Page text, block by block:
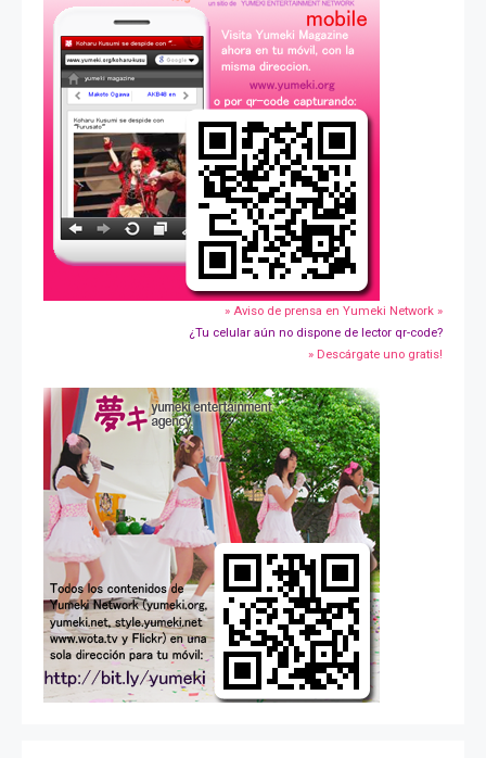
» Aviso de prensa en Yumeki Network »
¿Tu celular aún no dispone de lector qr-code?
» Descárgate uno gratis!